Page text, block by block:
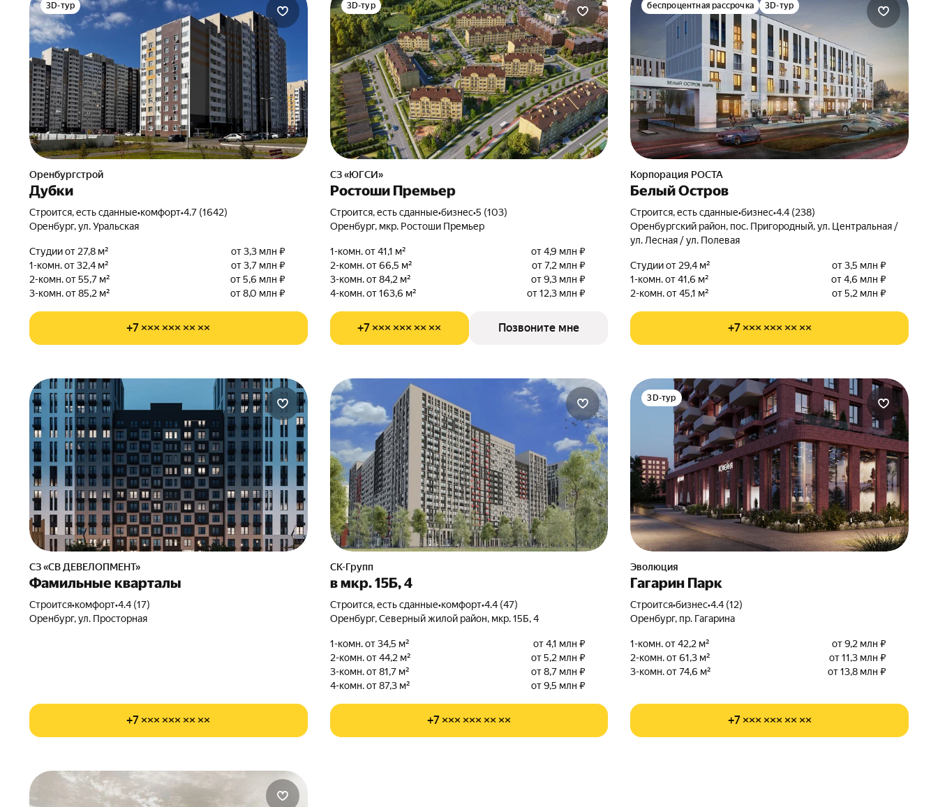
3D-тур
Оренбургстрой
Дубки
Строится, есть сданные•комфорт•4.7 (1642)
Оренбург, ул. Уральская
Студии от 27,8 м²
от 3,3 млн ₽
1-комн. от 32,4 м²
от 3,7 млн ₽
2-комн. от 55,7 м²
от 5,6 млн ₽
3-комн. от 85,2 м²
от 8,0 млн ₽
+7 ××× ××× ×× ××
3D-тур
СЗ «ЮГСИ»
Ростоши Премьер
Строится, есть сданные•бизнес•5 (103)
Оренбург, мкр. Ростоши Премьер
1-комн. от 41,1 м²
от 4,9 млн ₽
2-комн. от 66,5 м²
от 7,2 млн ₽
3-комн. от 84,2 м²
от 9,3 млн ₽
4-комн. от 163,6 м²
от 12,3 млн ₽
+7 ××× ××× ×× ×× Позвоните мне
беспроцентная рассрочка 3D-тур
Корпорация РОСТА
Белый Остров
Строится, есть сданные•бизнес•4.4 (238)
Оренбургский район, пос. Пригородный, ул. Центральная /
ул. Лесная / ул. Полевая
Студии от 29,4 м²
от 3,5 млн ₽
1-комн. от 41,6 м²
от 4,6 млн ₽
2-комн. от 45,1 м²
от 5,2 млн ₽
+7 ××× ××× ×× ××
СЗ «СВ ДЕВЕЛОПМЕНТ»
Фамильные кварталы
Строится•комфорт•4.4 (17)
Оренбург, ул. Просторная
+7 ××× ××× ×× ××
СК-Групп
в мкр. 15Б, 4
Строится, есть сданные•комфорт•4.4 (47)
Оренбург, Северный жилой район, мкр. 15Б, 4
1-комн. от 34,5 м²
от 4,1 млн ₽
2-комн. от 44,2 м²
от 5,2 млн ₽
3-комн. от 81,7 м²
от 8,7 млн ₽
4-комн. от 87,3 м²
от 9,5 млн ₽
+7 ××× ××× ×× ××
3D-тур
Эволюция
Гагарин Парк
Строится•бизнес•4.4 (12)
Оренбург, пр. Гагарина
1-комн. от 42,2 м²
от 9,2 млн ₽
2-комн. от 61,3 м²
от 11,3 млн ₽
3-комн. от 74,6 м²
от 13,8 млн ₽
+7 ××× ××× ×× ××